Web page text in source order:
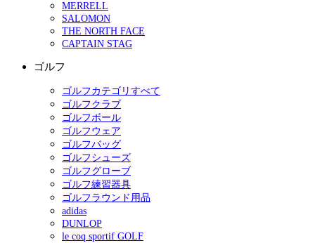
MERRELL
SALOMON
THE NORTH FACE
CAPTAIN STAG
ゴルフ
ゴルフカテゴリすべて
ゴルフクラブ
ゴルフボール
ゴルフウェア
ゴルフバッグ
ゴルフシューズ
ゴルフグローブ
ゴルフ練習器具
ゴルフラウンド用品
adidas
DUNLOP
le coq sportif GOLF